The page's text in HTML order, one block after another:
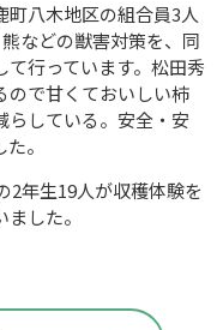
八木地区の組合員3人
などの獣害対策を、同
行っています。松田秀
ので甘くておいしい柿
らしている。安全・安
。
2年生19人が収穫体験を
した。